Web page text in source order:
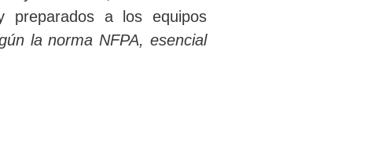
preparados a los equipos
la norma NFPA, esencial